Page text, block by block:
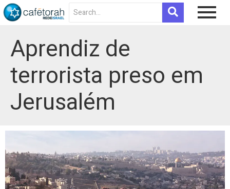
Aprendiz de
terrorista preso em
Jerusalém